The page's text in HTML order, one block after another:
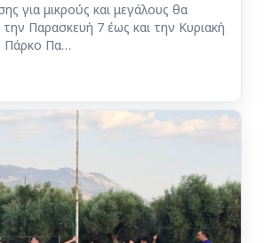
για μικρούς και μεγάλους θα
Παρασκευή 7 έως και την Κυριακή
Πάρκο Πα…